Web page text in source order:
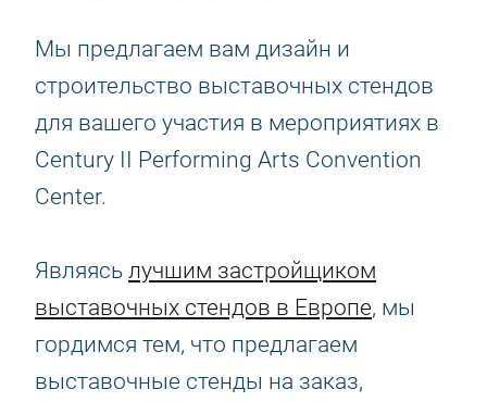
Мы предлагаем вам дизайн и
строительство выставочных стендов
для вашего участия в мероприятиях в
Century II Performing Arts Convention
Center.
Являясь лучшим застройщиком
выставочных стендов в Европе, мы
гордимся тем, что предлагаем
выставочные стенды на заказ,